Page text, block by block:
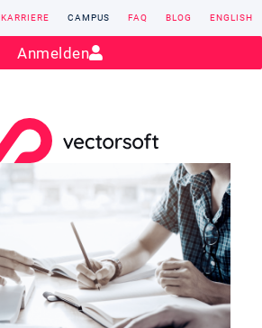
Kontakt:sales@vectorsoft.de
KARRIERE CAMPUS FAQ BLOG ENGLISH
Anmelden